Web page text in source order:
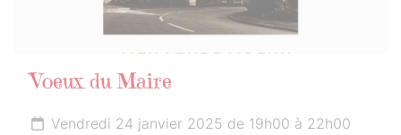
Voeux du Maire
Vendredi 24 janvier 2025 de 19h00 à 22h00